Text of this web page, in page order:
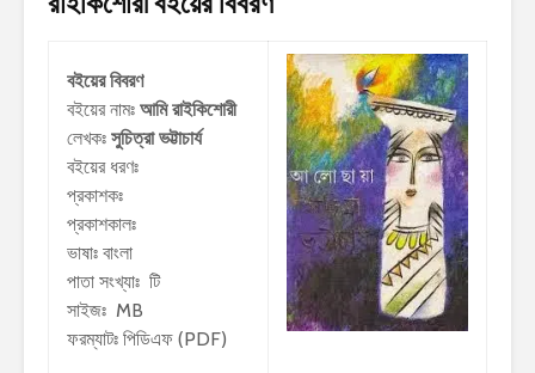
বইয়ের বিবরণ
বইয়ের নামঃ আমি রাইকিশোরী
লেখকঃ সুচিত্রা ভট্টাচার্য
বইয়ের ধরণঃ
প্রকাশকঃ
প্রকাশকালঃ
ভাষাঃ বাংলা
পাতা সংখ্যাঃ টি
সাইজঃ MB
ফরম্যাটঃ পিডিএফ (PDF)